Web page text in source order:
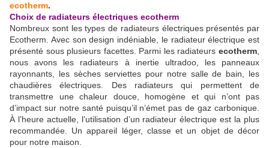
ecotherm.
Choix de radiateurs électriques ecotherm
Nombreux sont les types de radiateurs électriques présentés par
Ecotherm. Avec son design indéniable, le radiateur électrique est
présenté sous plusieurs facettes. Parmi les radiateurs ecotherm
nous avons les radiateurs à inertie ultradoo, les panneaux
rayonnants, les sèches serviettes pour notre salle de bain, les
chaudières électriques. Des radiateurs qui permettent de
transmettre une chaleur douce, homogène et qui n’ont pas
d’impact sur notre santé puisqu’il n’émet pas de gaz carbonique.
À l’heure actuelle, l’utilisation d’un radiateur électrique est la plus
recommandée. Un appareil léger, classe et un objet de décor
pour notre maison.